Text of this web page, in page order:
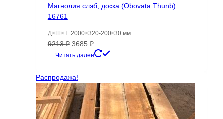
Магнолия слэб, доска (Obovata Thunb)
16761
Д×Ш×Т: 2000×320-200×30 мм
9213₽ Первоначальная
цена
9213 ₽.
3685 ₽Текущая
цена:
Читать далее
Распродажа!